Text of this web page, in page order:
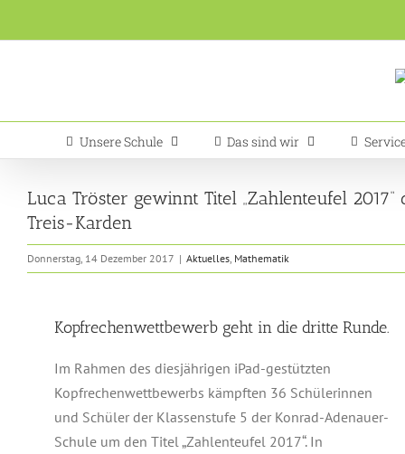
Inhalt
Unsere Schule Das sind wir
Luca Tröster gewinnt Titel „Zahlenteufel
Treis-Karden
Donnerstag, 14 Dezember 2017 | Aktuelles, Mathematik
Kopfrechenwettbewerb geht in die dritte Runde.
Im Rahmen des diesjährigen iPad-gestützten
Kopfrechenwettbewerbs kämpften 36 Schülerinnen
und Schüler der Klassenstufe 5 der Konrad-Adenauer-
Schule um den Titel „Zahlenteufel 2017“. In